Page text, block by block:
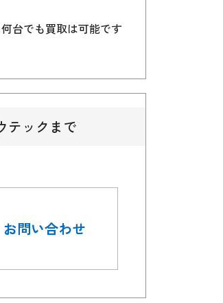
台でも買取は可能です
テックまで
問い合わせ